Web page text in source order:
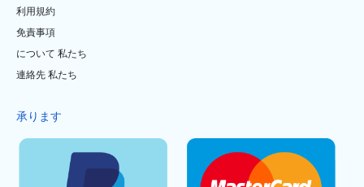
利用規約
免責事項
について 私たち
連絡先 私たち
承ります